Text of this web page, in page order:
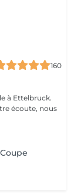
160
à Ettelbruck.
écoute, nous